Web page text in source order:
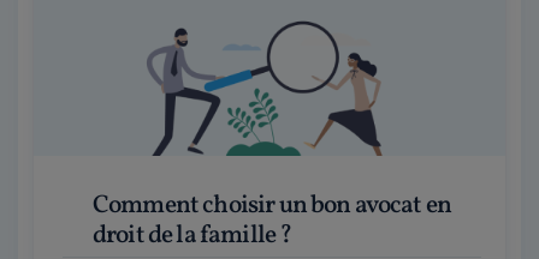
Comment choisir un bon avocat en
droit de la famille ?